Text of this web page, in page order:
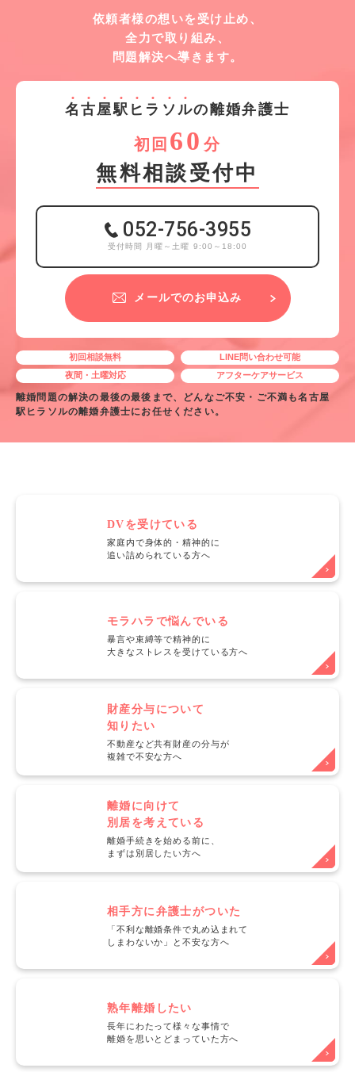
依頼者様の想いを受け止め、
全力で取り組み、
問題解決へ導きます。
名 古屋駅 ヒ ラ ソルの離婚弁護士
初回 60 分
無料相談受付中
052-756-3955
受付時間 月曜～土曜 9:00～18:00
メールでのお申込み
初回相談無料
LINE問い合わせ可能
夜間・土曜対応
アフターケアサービス
離婚問題の解決の最後の最後まで、どんなご不安・ご不満も名古屋
駅ヒラソルの離婚弁護士にお任せください。
DVを受けている
家庭内で身体的・精神的に
追い詰められている方へ
モラハラで悩んでいる
暴言や束縛等で精神的に
大きなストレスを受けている方へ
財産分与について
知りたい
不動産など共有財産の分与が
複雑で不安な方へ
離婚に向けて
別居を考えている
離婚手続きを始める前に、
まずは別居したい方へ
相手方に弁護士がついた
「不利な離婚条件で丸め込まれて
しまわないか」と不安な方へ
熟年離婚したい
長年にわたって様々な事情で
離婚を思いとどまっていた方へ